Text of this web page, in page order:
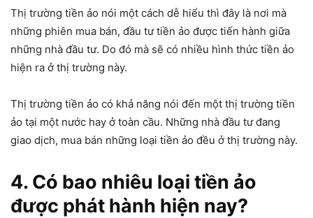
Thị trường tiền ảo nói một cách dễ hiểu thì đây là nơi mà
những phiên mua bán, đầu tư tiền ảo được tiến hành giữa
những nhà đầu tư. Do đó mà sẽ có nhiều hình thức tiền ảo
hiện ra ở thị trường này.
Thị trường tiền ảo có khả năng nói đến một thị trường tiền
ảo tại một nước hay ở toàn cầu. Những nhà đầu tư đang
giao dịch, mua bán những loại tiền ảo đều ở thị trường này.
4. Có bao nhiêu loại tiền ảo
được phát hành hiện nay?